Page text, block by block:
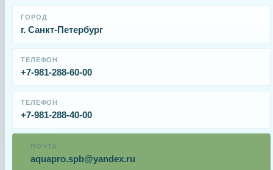
ГОРОД
г. Санкт-Петербург
ТЕЛЕФОН
+7-981-288-60-00
ТЕЛЕФОН
+7-981-288-40-00
ПОЧТА
aquapro.spb@yandex.ru
насосов
/ Крыльчатка насоса Aquaviva VWS/STP 75-100
От1473